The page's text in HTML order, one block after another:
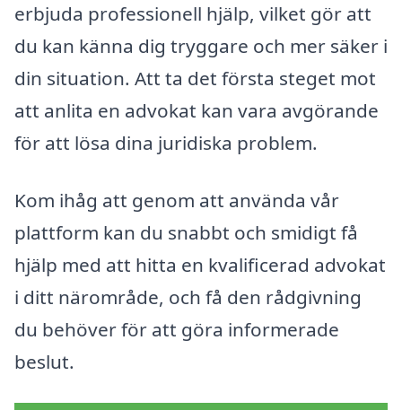
erbjuda professionell hjälp, vilket gör att
du kan känna dig tryggare och mer säker i
din situation. Att ta det första steget mot
att anlita en advokat kan vara avgörande
för att lösa dina juridiska problem.
Kom ihåg att genom att använda vår
plattform kan du snabbt och smidigt få
hjälp med att hitta en kvalificerad advokat
i ditt närområde, och få den rådgivning
du behöver för att göra informerade
beslut.